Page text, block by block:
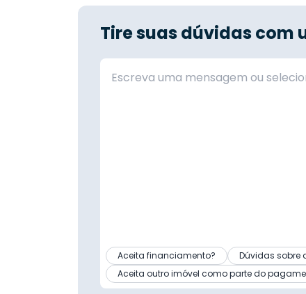
Tire suas dúvidas com
Aceita financiamento?
Dúvidas sobre
Aceita outro imóvel como parte do